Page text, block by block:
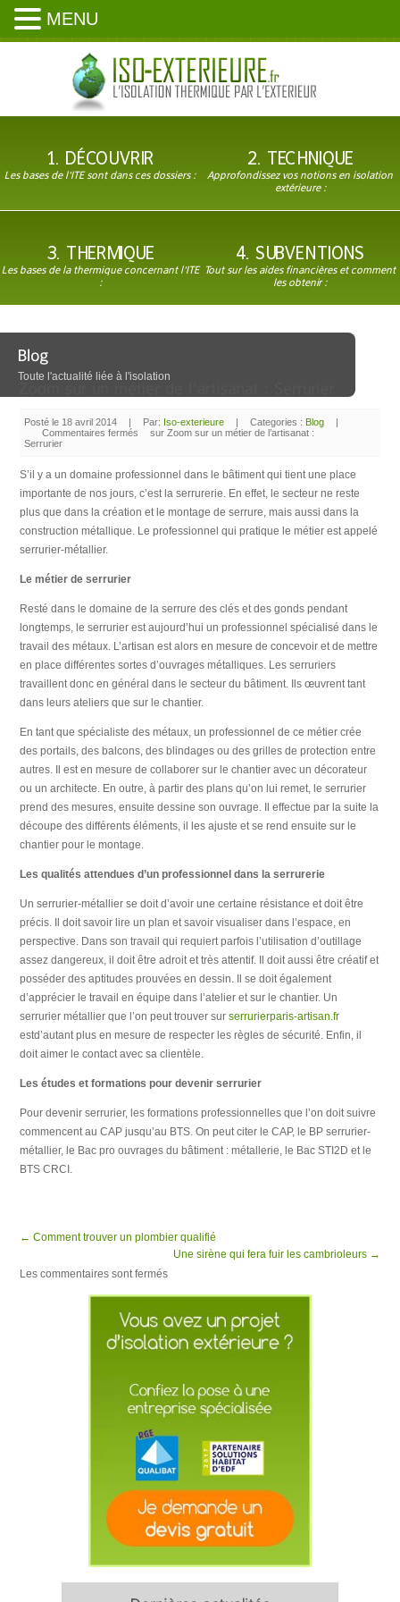
1. DÉCOUVRIR
Les bases de l'ITE sont dans ces dossiers :
2. TECHNIQUE
Approfondissez vos notions en isolation
extérieure :
3. THERMIQUE
Les bases de la thermique concernant l'ITE
:
4. SUBVENTIONS
Tout sur les aides financières et comment
les obtenir :
Toute l'actualité liée à l'isolation
Posté le 18 avril 2014 | Par: Iso-exterieure | Categories :Blog
|
Commentaires fermés
sur Zoom sur un métier de l’artisanat :
Serrurier
S’il y a un domaine professionnel dans le bâtiment qui tient une place
importante de nos jours, c’est la serrurerie. En effet, le secteur ne reste
plus que dans la création et le montage de serrure, mais aussi dans la
construction métallique. Le professionnel qui pratique le métier est appelé
serrurier-métallier.
Le métier de serrurier
Resté dans le domaine de la serrure des clés et des gonds pendant
longtemps, le serrurier est aujourd’hui un professionnel spécialisé dans le
travail des métaux. L’artisan est alors en mesure de concevoir et de mettre
en place différentes sortes d’ouvrages métalliques. Les serruriers
travaillent donc en général dans le secteur du bâtiment. Ils œuvrent tant
dans leurs ateliers que sur le chantier.
En tant que spécialiste des métaux, un professionnel de ce métier crée
des portails, des balcons, des blindages ou des grilles de protection entre
autres. Il est en mesure de collaborer sur le chantier avec un décorateur
ou un architecte. En outre, à partir des plans qu’on lui remet, le serrurier
prend des mesures, ensuite dessine son ouvrage. Il effectue par la suite la
découpe des différents éléments, il les ajuste et se rend ensuite sur le
chantier pour le montage.
Les qualités attendues d’un professionnel dans la serrurerie
Un serrurier-métallier se doit d’avoir une certaine résistance et doit être
précis. Il doit savoir lire un plan et savoir visualiser dans l’espace, en
perspective. Dans son travail qui requiert parfois l’utilisation d’outillage
assez dangereux, il doit être adroit et très attentif. Il doit aussi être créatif et
posséder des aptitudes prouvées en dessin. Il se doit également
d’apprécier le travail en équipe dans l’atelier et sur le chantier. Un
serrurier métallier que l’on peut trouver surserrurierparis-artisan.fr
estd’autant plus en mesure de respecter les règles de sécurité. Enfin, il
doit aimer le contact avec sa clientèle.
Les études et formations pour devenir serrurier
Pour devenir serrurier, les formations professionnelles que l’on doit suivre
commencent au CAP jusqu’au BTS. On peut citer le CAP, le BP serrurier-
métallier, le Bac pro ouvrages du bâtiment : métallerie, le Bac STI2D et le
BTS CRCI.
← Comment trouver un plombier qualifié
Une sirène qui fera fuir les cambrioleurs →
Les commentaires sont fermés
MENU